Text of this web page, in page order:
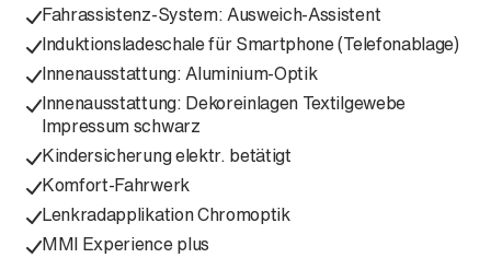
Fahrassistenz-System: Ausweich-Assistent
Induktionsladeschale für Smartphone (Telefonablage)
Innenausstattung: Aluminium-Optik
Innenausstattung: Dekoreinlagen Textilgewebe
Impressum schwarz
Kindersicherung elektr. betätigt
Komfort-Fahrwerk
Lenkradapplikation Chromoptik
MMI Experience plus